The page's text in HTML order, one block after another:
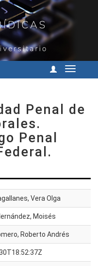
Cambiar
Penal de
Penal
Vera Olga
Moisés
Roberto Andrés